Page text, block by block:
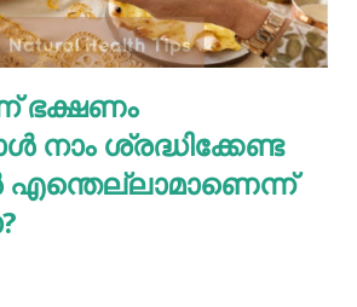
തുടങ്ങിയവയെല്ലാം
ഉണ്ടാക്കുക.
ശരീരത്തിന് മാരകരോഗങ്ങൾ മാ...
ഭക്ഷണം
നാം ശ്രദ്ധിക്കേണ്ട